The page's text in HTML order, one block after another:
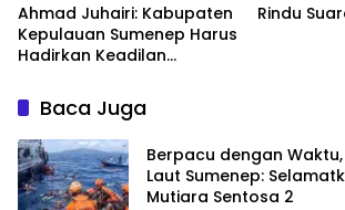
Ahmad Juhairi: Kabupaten
Kepulauan Sumenep Harus
Hadirkan Keadilan
Sekadar Ganti Nama
Rindu
Baca Juga
Berpacu dengan Waktu,
Laut Sumenep:
Mutiara Sentosa 2